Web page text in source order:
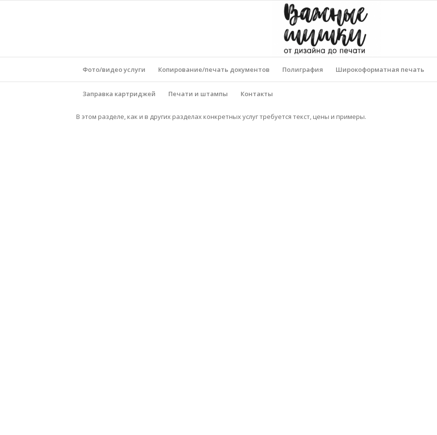
Фото/видео услуги Копирование/печать документов Полиграфия Широкоформатная печать
Заправка картриджей Печати и штампы Контакты
В этом разделе, как и в других разделах конкретных услуг требуется текст, цены и примеры.